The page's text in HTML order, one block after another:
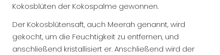
Kokosblüten der Kokospalme gewonnen.
Der Kokosblütensaft, auch Meerah genannt, wird
gekocht, um die Feuchtigkeit zu entfernen, und
anschließend kristallisiert er. Anschließend wird der